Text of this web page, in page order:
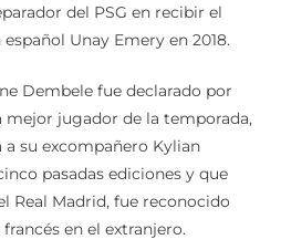
del PSG en recibir el
Unay Emery en 2018.
Dembele fue declarado por
mejor jugador de la temporada,
su excompañero Kylian
pasadas ediciones y que
Real Madrid, fue reconocido
en el extranjero.